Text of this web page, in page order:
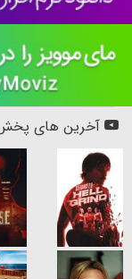
آخرین های پخش